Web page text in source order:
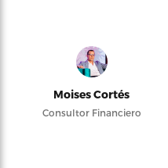
Moises Cortés
Consultor Financiero